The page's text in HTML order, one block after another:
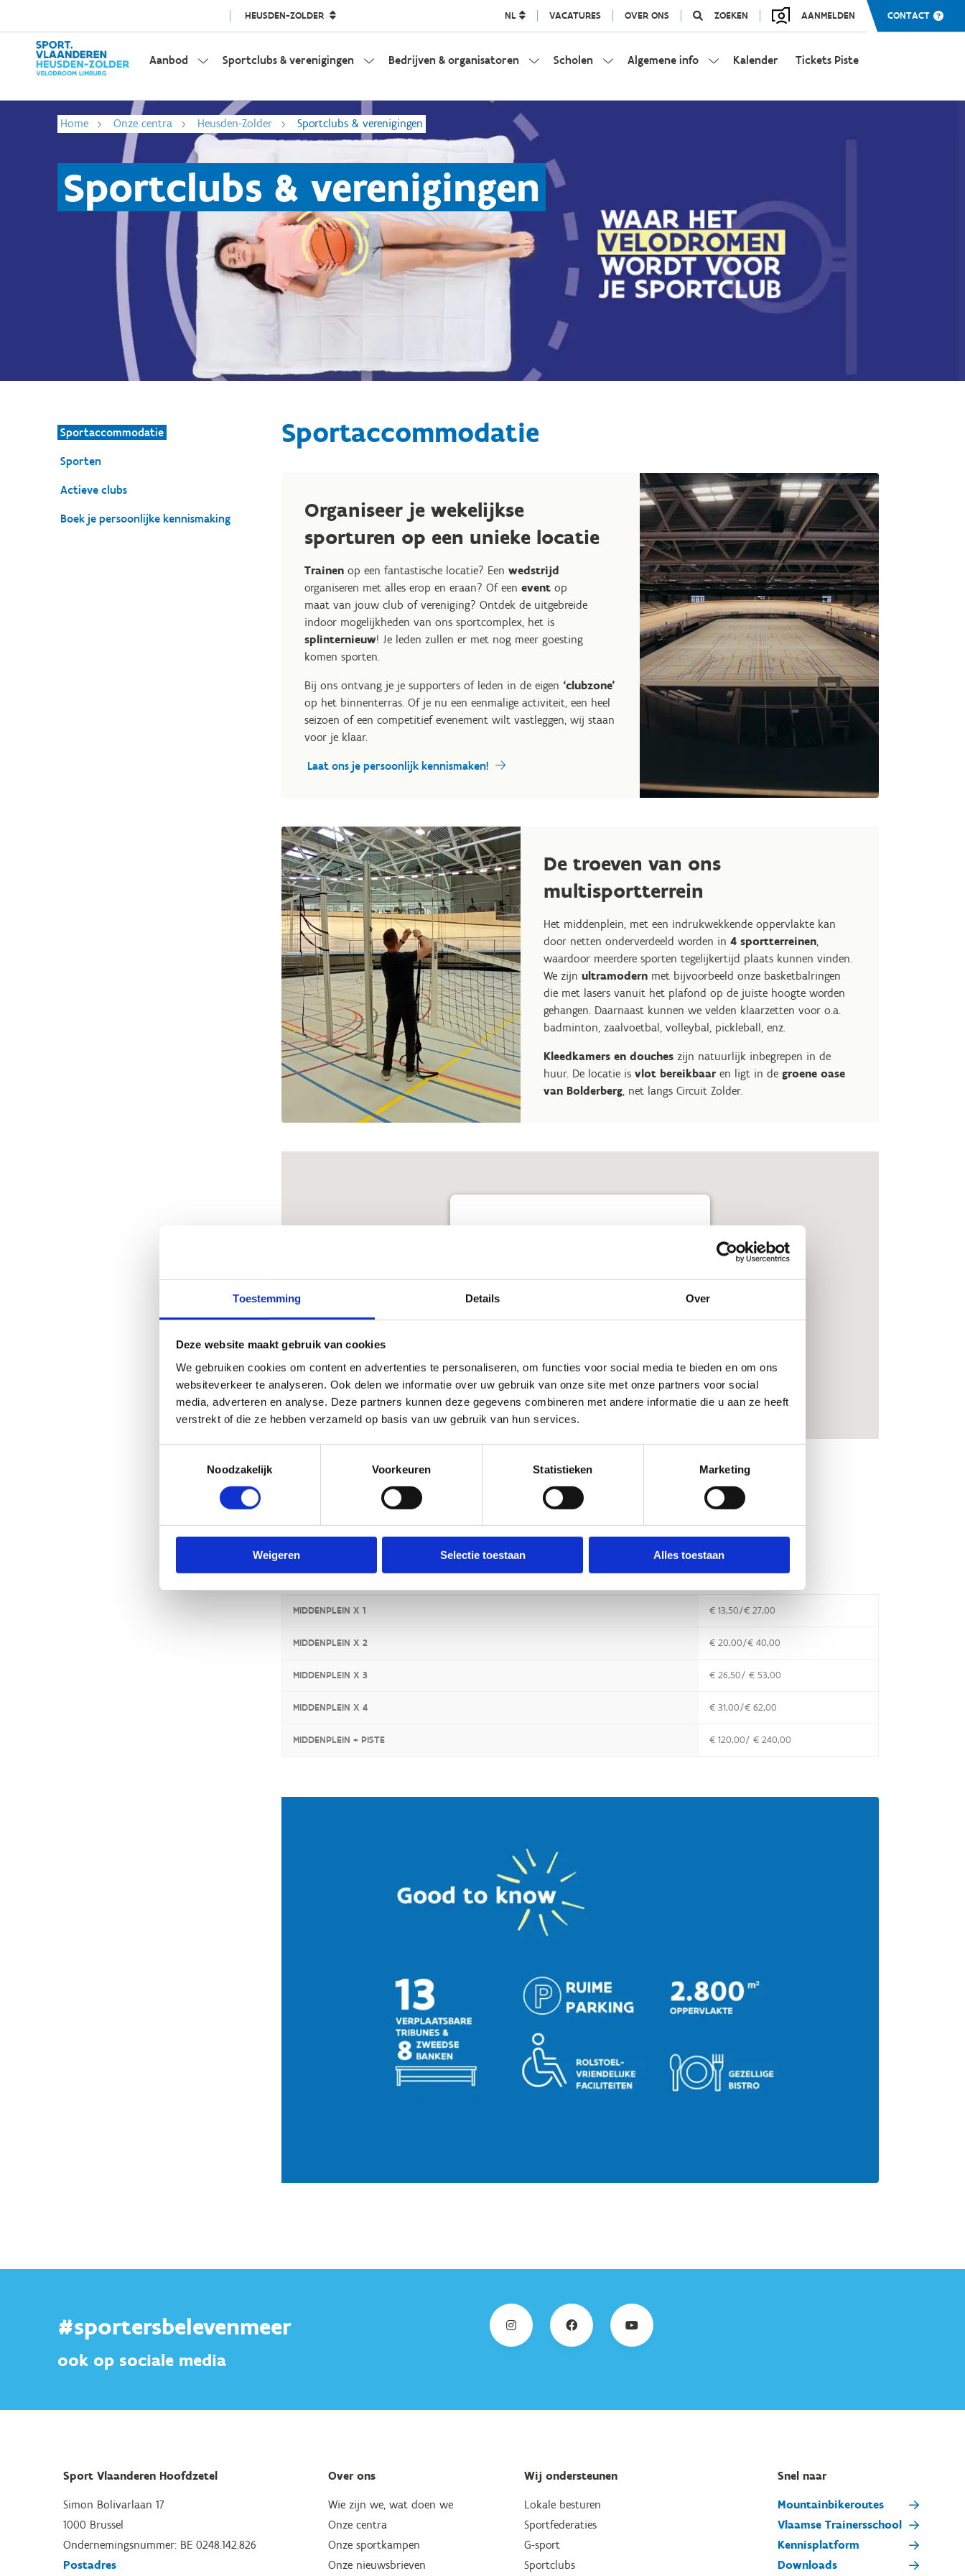
Toestemming Details Over
Deze website maakt gebruik van cookies
We gebruiken cookies om content en advertenties te personaliseren, om functies voor social media te bieden en om ons
websiteverkeer te analyseren. Ook delen we informatie over uw gebruik van onze site met onze partners voor social
media, adverteren en analyse. Deze partners kunnen deze gegevens combineren met andere informatie die u aan ze heeft
verstrekt of die ze hebben verzameld op basis van uw gebruik van hun services.
Noodzakelijk
Voorkeuren Statistieken Marketing
Weigeren Selectie toestaan Alles toestaan
HEUSDEN-ZOLDER NL VACATURES OVER ONS ZOEKEN AANMELDEN CONTACT
Aanbod Sportclubs & verenigingen Bedrijven & organisatoren Scholen Algemene info Kalender Tickets Piste
Home Onze centra Heusden-Zolder Sportclubs & verenigingen
Sportclubs & verenigingen
Sportaccommodatie
Sporten
Actieve clubs
Boek je persoonlijke kennismaking
Sportaccommodatie
Organiseer je wekelijkse
sporturen op een unieke locatie
Trainen op een fantastische locatie? Een wedstrijd
organiseren met alles erop en eraan? Of een event op
maat van jouw club of vereniging? Ontdek de uitgebreide
indoor mogelijkheden van ons sportcomplex, het is
splinternieuw! Je leden zullen er met nog meer goesting
komen sporten.
Bij ons ontvang je je supporters of leden in de eigen ‘clubzone’
op het binnenterras. Of je nu een eenmalige activiteit, een heel
seizoen of een competitief evenement wilt vastleggen, wij staan
voor je klaar.
Laat ons je persoonlijk kennismaken!
De troeven van ons
multisportterrein
Het middenplein, met een indrukwekkende oppervlakte kan
door netten onderverdeeld worden in 4 sportterreinen,
waardoor meerdere sporten tegelijkertijd plaats kunnen vinden.
We zijn ultramodernmet bijvoorbeeld onze basketbalringen
die met lasers vanuit het plafond op de juiste hoogte worden
gehangen. Daarnaast kunnen we velden klaarzetten voor o.a.
badminton, zaalvoetbal, volleybal, pickleball, enz.
Kleedkamers en doucheszijn natuurlijk inbegrepen in de
huur. De locatie is vlot bereikbaaren ligt in de groene oase
van Bolderberg, net langs Circuit Zolder.
Hier naartoe
Telefoon +32 11 12 30 17
Tarieven
MIDDENPLEIN X 1 € 13,50/€ 27,00
MIDDENPLEIN X 2 € 20,00/€ 40,00
MIDDENPLEIN X 3 € 26,50/ € 53,00
MIDDENPLEIN X 4 € 31,00/€ 62,00
MIDDENPLEIN + PISTE € 120,00/ € 240,00
#sportersbelevenmeer
ook op sociale media
Sport Vlaanderen Hoofdzetel
Simon Bolivarlaan 17
1000 Brussel
Ondernemingsnummer: BE 0248.142.826
Postadres
Over ons
Wie zijn we, wat doen we
Onze centra
Onze sportkampen
Onze nieuwsbrieven
Wij ondersteunen
Lokale besturen
Sportfederaties
G-sport
Sportclubs
Snel naar
Mountainbikeroutes
Vlaamse Trainersschool
Kennisplatform
Downloads